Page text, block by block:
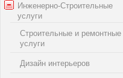
Инженерно-Строительные
услуги
Строительные и ремонтные
услуги
Дизайн интерьеров